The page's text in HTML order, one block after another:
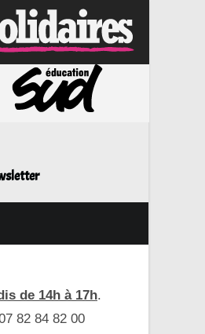
de 14h à 17h.
82 84 82 00